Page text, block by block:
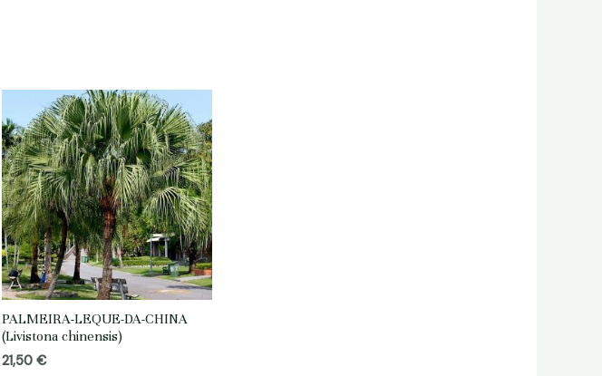
PALMEIRA-LEQUE-DA-CHINA
(Livistona chinensis)
21,50 €